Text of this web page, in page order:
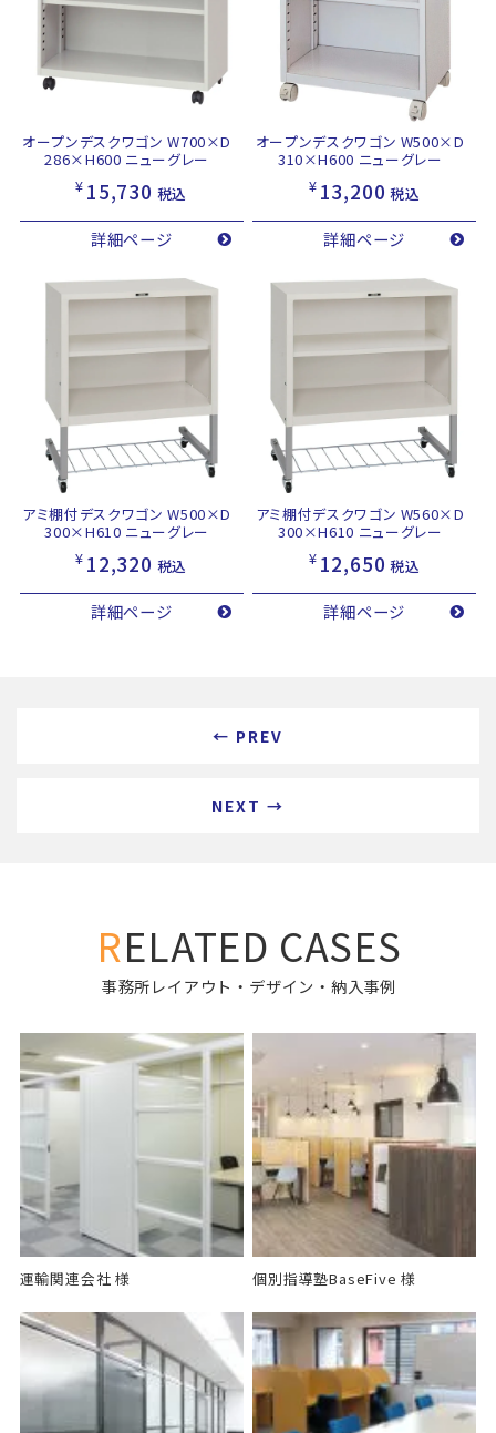
オープンデスクワゴン W700×D
286×H600 ニューグレー
¥ 15,730 税込
詳細ページ
オープンデスクワゴン W500×D
310×H600 ニューグレー
¥ 13,200 税込
詳細ページ
アミ棚付デスクワゴン W500×D
300×H610 ニューグレー
¥ 12,320 税込
詳細ページ
アミ棚付デスクワゴン W560×D
300×H610 ニューグレー
¥ 12,650 税込
詳細ページ
← PREV
NEXT →
RELATED CASES
事務所レイアウト・デザイン・納入事例
運輸関連会社 様 個別指導塾BaseFive 様